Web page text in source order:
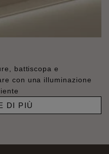
battiscopa e
con una illuminazione
DI PIÙ